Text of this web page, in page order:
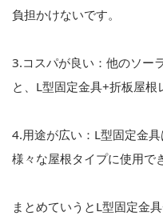
負担かけないです。
3.コスパが良い：他のソー
と、L型固定金具+折板屋根
4.用途が広い：L型固定金
様々な屋根タイプに使用で
まとめていうとL型固定金